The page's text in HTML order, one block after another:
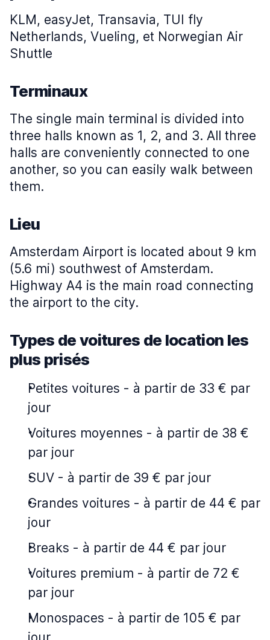
KLM, easyJet, Transavia, TUI fly
Netherlands, Vueling, et Norwegian Air
Shuttle
Terminaux
The single main terminal is divided into
three halls known as 1, 2, and 3. All three
halls are conveniently connected to one
another, so you can easily walk between
them.
Lieu
Amsterdam Airport is located about 9 km
(5.6 mi) southwest of Amsterdam.
Highway A4 is the main road connecting
the airport to the city.
Types de voitures de location les
plus prisés
Petites voitures - à partir de 33 € par
jour
Voitures moyennes - à partir de 38 €
par jour
SUV - à partir de 39 € par jour
Grandes voitures - à partir de 44 € par
jour
Breaks - à partir de 44 € par jour
Voitures premium - à partir de 72 €
par jour
Monospaces - à partir de 105 € par